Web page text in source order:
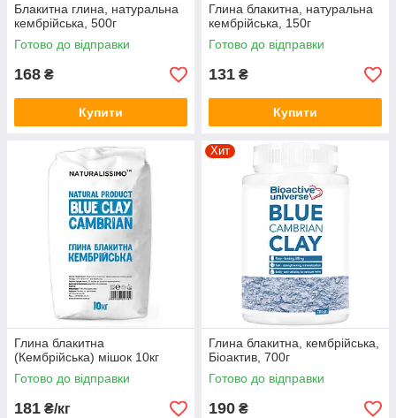
Блакитна глина, натуральна
кембрійська, 500г
Готово до відправки
168 ₴
Купити
Глина блакитна, натуральна
кембрійська, 150г
Готово до відправки
131 ₴
Купити
Глина блакитна
(Кембрійська) мішок 10кг
Готово до відправки
181 ₴/кг
Хит
Глина блакитна, кембрійська,
Біоактив, 700г
Готово до відправки
190 ₴